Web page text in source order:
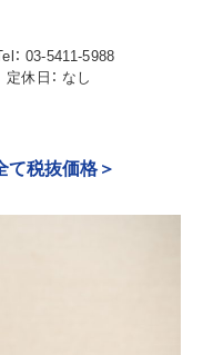
03-5411-5988
休日： なし
税抜価格＞